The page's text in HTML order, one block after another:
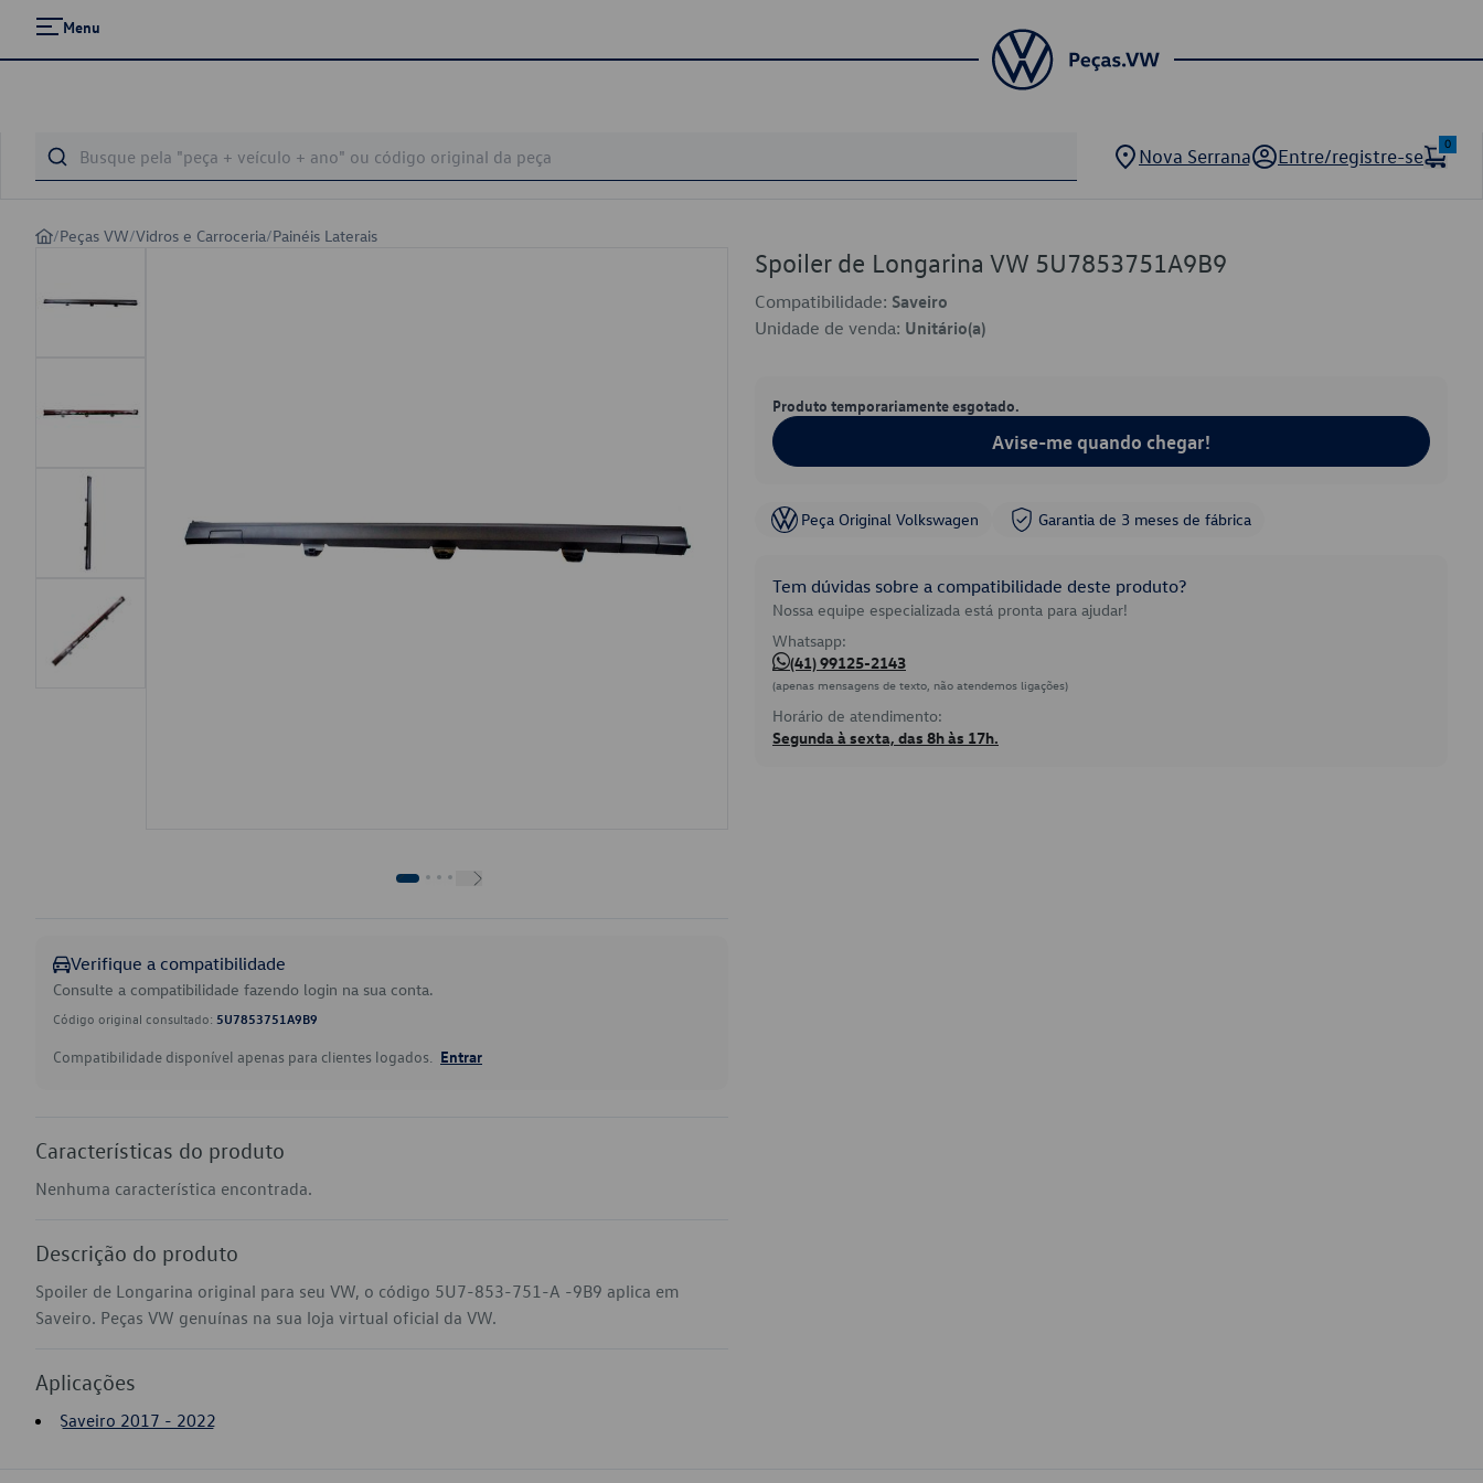
Menu
Nova Serrana Entre/registre-se
0
/Peças VW/Vidros e Carroceria/Painéis Laterais
Verifique a compatibilidade
Consulte a compatibilidade fazendo login na sua conta.
Código original consultado: 5U7853751A9B9
Compatibilidade disponível apenas para clientes logados. Entrar
Características do produto
Nenhuma característica encontrada.
Descrição do produto
Spoiler de Longarina original para seu VW, o código 5U7-853-751-A -9B9 aplica em
Saveiro. Peças VW genuínas na sua loja virtual oficial da VW.
Aplicações
Saveiro 2017 - 2022
Spoiler de Longarina VW 5U7853751A9B9
Compatibilidade: Saveiro
Unidade de venda: Unitário(a)
Produto temporariamente esgotado.
Avise-me quando chegar!
Peça Original Volkswagen Garantia de 3 meses de fábrica
Tem dúvidas sobre a compatibilidade deste produto?
Nossa equipe especializada está pronta para ajudar!
Whatsapp:
(41) 99125-2143
(apenas mensagens de texto, não atendemos ligações)
Horário de atendimento:
Segunda à sexta, das 8h às 17h.